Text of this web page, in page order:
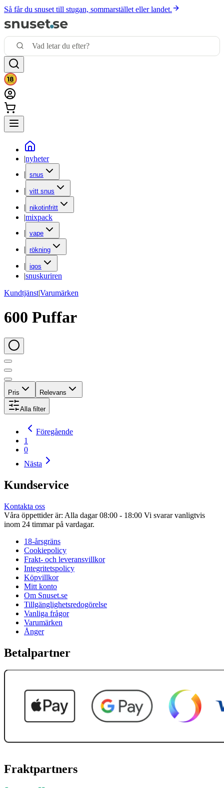
Så får du snuset till stugan, sommarstället eller landet.
|nyheter
| snus
| vitt snus
| nikotinfritt
|mixpack
| vape
| rökning
| iqos
|snuskuriren
Kundtjänst|Varumärken
600 Puffar
Pris Relevans
Alla filter
Föregående
1
0
Nästa
Kundservice
Kontakta oss
Våra öppettider är: Alla dagar 08:00 - 18:00 Vi svarar vanligtvis
inom 24 timmar på vardagar.
18-årsgräns
Cookiepolicy
Frakt- och leveransvillkor
Integritetspolicy
Köpvillkor
Mitt konto
Om Snuset.se
Tillgänglighetsredogörelse
Vanliga frågor
Varumärken
Ånger
Betalpartner
Fraktpartners